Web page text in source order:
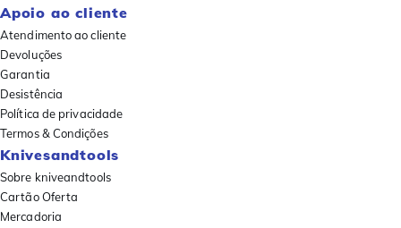
Apoio ao cliente
Atendimento ao cliente
Devoluções
Garantia
Desistência
Política de privacidade
Termos & Condições
Knivesandtools
Sobre kniveandtools
Cartão Oferta
Mercadoria